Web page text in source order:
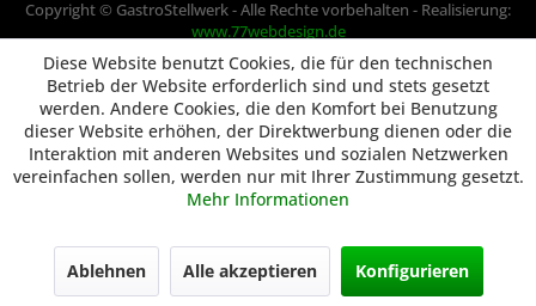
Copyright © GastroStellwerk - Alle Rechte vorbehalten - Realisierung:
www.77webdesign.de
Diese Website benutzt Cookies, die für den technischen
Betrieb der Website erforderlich sind und stets gesetzt
werden. Andere Cookies, die den Komfort bei Benutzung
dieser Website erhöhen, der Direktwerbung dienen oder die
Interaktion mit anderen Websites und sozialen Netzwerken
vereinfachen sollen, werden nur mit Ihrer Zustimmung gesetzt.
Mehr Informationen
Ablehnen Alle akzeptieren Konfigurieren